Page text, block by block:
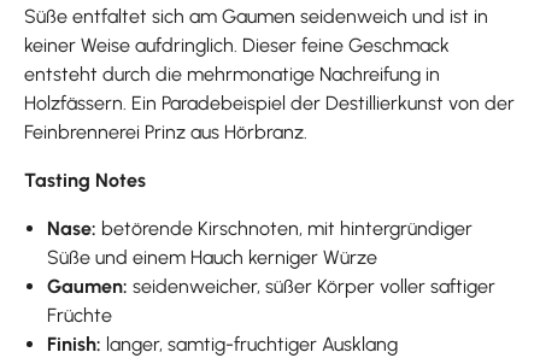
Süße entfaltet sich am Gaumen seidenweich und ist in
keiner Weise aufdringlich. Dieser feine Geschmack
entsteht durch die mehrmonatige Nachreifung in
Holzfässern. Ein Paradebeispiel der Destillierkunst von der
Feinbrennerei Prinz aus Hörbranz.
Tasting Notes
Nase: betörende Kirschnoten, mit hintergründiger
Süße und einem Hauch kerniger Würze
Gaumen: seidenweicher, süßer Körper voller saftiger
Früchte
Finish: langer, samtig-fruchtiger Ausklang